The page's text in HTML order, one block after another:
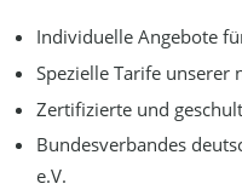
Individuelle Angebote
Spezielle Tarife
Zertifizierte und
Bundesverbandes
e.V.